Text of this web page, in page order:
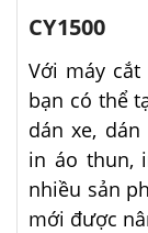
CY1500
Với máy cắt
bạn có thể
dán xe,
in áo thun,
nhiều sản
mới được